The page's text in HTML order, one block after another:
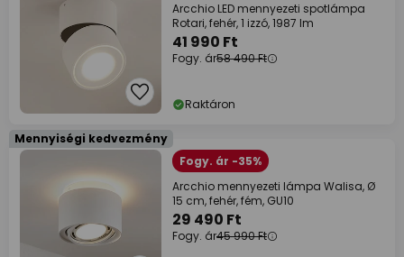
Arcchio LED mennyezeti spotlámpa
Rotari, fehér, 1 izzó, 1987 lm
41 990 Ft
Fogy. ár58 490 Ft
Raktáron
Mennyiségi kedvezmény
Fogy. ár -35%
Arcchio mennyezeti lámpa Walisa, Ø
15 cm, fehér, fém, GU10
29 490 Ft
Fogy. ár45 990 Ft